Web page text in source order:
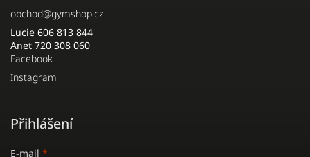
obchod@gymshop.cz
Lucie 606 813 844
Anet 720 308 060
Facebook
Instagram
Přihlášení
E-mail